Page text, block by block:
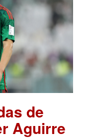
de
Aguirre